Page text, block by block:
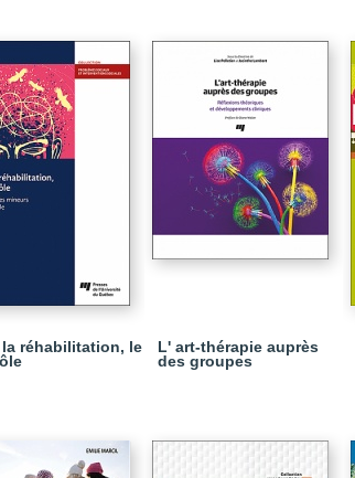
réhabilitation, le
L' art-thérapie auprès
des groupes